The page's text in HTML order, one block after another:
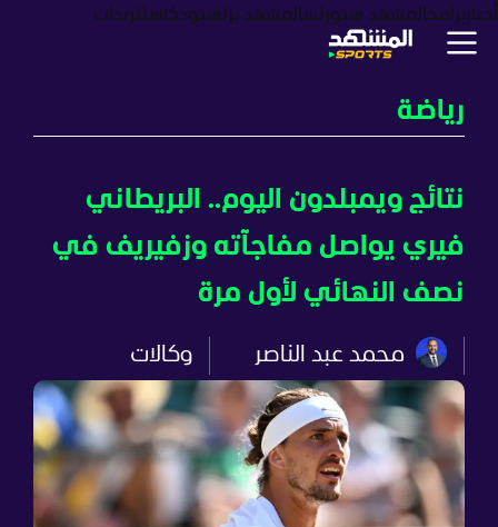
أخبار برامجالمشهد سبورتسالمشهد بزنسبودكاستترندات
رياضة
نتائج ويمبلدون اليوم.. البريطاني
فيري يواصل مفاجآته وزفيريف في
نصف النهائي لأول مرة
محمد عبد الناصر وكالات